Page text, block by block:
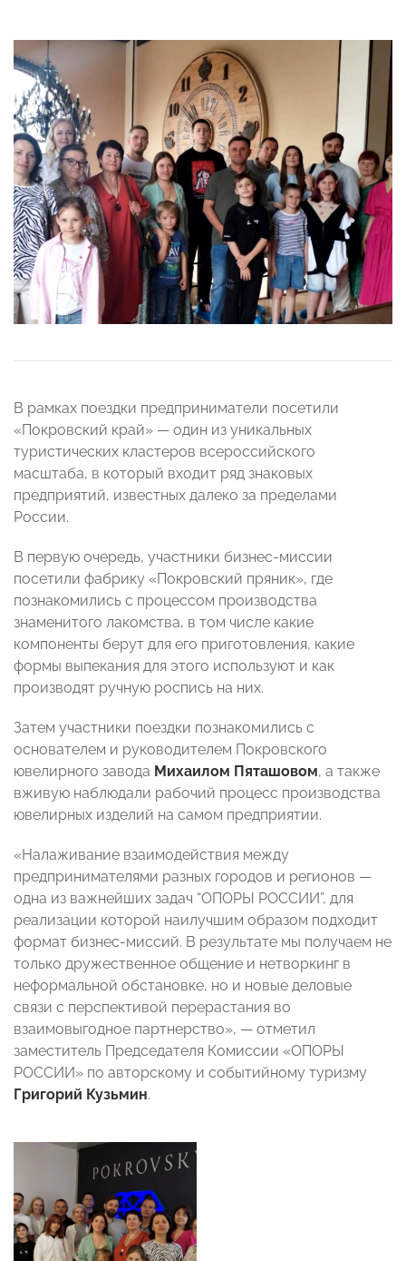
В рамках поездки предприниматели посетили
«Покровский край» — один из уникальных
туристических кластеров всероссийского
масштаба, в который входит ряд знаковых
предприятий, известных далеко за пределами
России.
В первую очередь, участники бизнес-миссии
посетили фабрику «Покровский пряник», где
познакомились с процессом производства
знаменитого лакомства, в том числе какие
компоненты берут для его приготовления, какие
формы выпекания для этого используют и как
производят ручную роспись на них.
Затем участники поездки познакомились с
основателем и руководителем Покровского
ювелирного завода Михаилом Пяташовом, а также
вживую наблюдали рабочий процесс производства
ювелирных изделий на самом предприятии.
«Налаживание взаимодействия между
предпринимателями разных городов и регионов —
одна из важнейших задач “ОПОРЫ РОССИИ”, для
реализации которой наилучшим образом подходит
формат бизнес-миссий. В результате мы получаем не
только дружественное общение и нетворкинг в
неформальной обстановке, но и новые деловые
связи с перспективой перерастания во
взаимовыгодное партнерство», — отметил
заместитель Председателя Комиссии «ОПОРЫ
РОССИИ» по авторскому и событийному туризму
Григорий Кузьмин.